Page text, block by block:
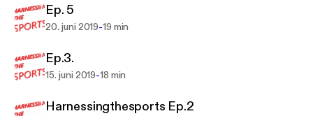
Ep. 5
20. juni 2019-19 min
Ep.3.
15. juni 2019-18 min
Harnessingthesports Ep.2